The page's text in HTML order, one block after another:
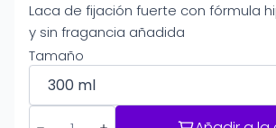
Laca de fijación fuerte con fórmula
y sin fragancia añadida
Tamaño